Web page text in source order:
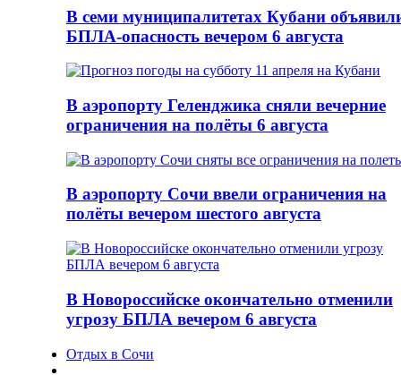
В семи муниципалитетах Кубани
БПЛА-опасность вечером 6 августа
В аэропорту Геленджика сняли вечерние
ограничения на полёты 6 августа
В аэропорту Сочи ввели ограничения на
полёты вечером шестого августа
В Новороссийске окончательно отменили
угрозу БПЛА вечером 6 августа
Отдых в Сочи